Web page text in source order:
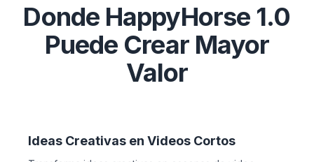
Donde HappyHorse 1.0
Puede Crear Mayor
Valor
Ideas Creativas en Videos Cortos